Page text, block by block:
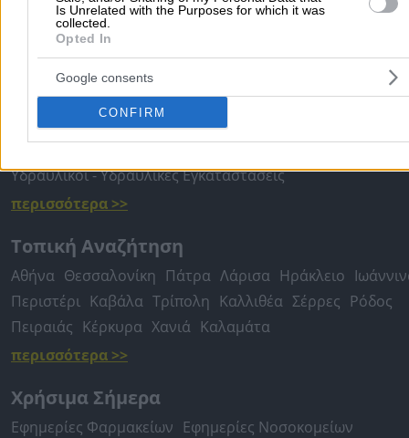
Is Unrelated with the Purposes for which it was
collected.
Opted In
Google consents
CONFIRM
Αυτοκινήτων > Συνεργεία Αυτοκινήτων > Τυριακίδης Γεώργιος Α.
Δημοφιλείς Αναζητήσεις
Μετακομίσεις & Μεταφορές Κλειδιά & Κλειδαριές
Ψυχολόγοι Παιδικοί Σταθμοί Οδοντίατροι
Υδραυλικοί - Υδραυλικές Εγκαταστάσεις
περισσότερα >>
Τοπική Αναζήτηση
Αθήνα Θεσσαλονίκη Πάτρα Λάρισα Ηράκλειο
Περιστέρι Καβάλα Τρίπολη Καλλιθέα Σέρρες Ρόδος
Πειραιάς Κέρκυρα Χανιά Καλαμάτα
περισσότερα >>
Χρήσιμα Σήμερα
Εφημερίες Φαρμακείων Εφημερίες Νοσοκομείων